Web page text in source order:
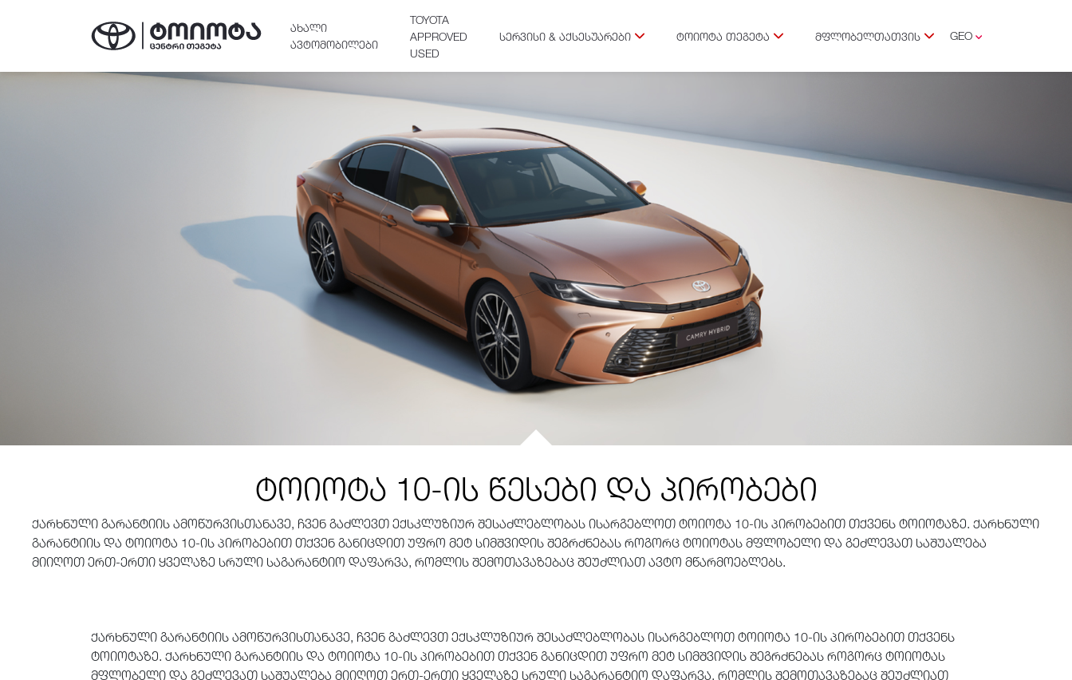
ᲐᲮᲐᲚᲘ
ᲐᲕᲢᲝᲛᲝᲑᲘᲚᲔᲑᲘ
TOYOTA
APPROVED
USED
ᲡᲔᲠᲕᲘᲡᲘ & ᲐᲥᲡᲔᲡᲣᲐᲠᲔᲑᲘ ᲢᲝᲘᲝᲢᲐ ᲗᲔᲒᲔᲢᲐ ᲛᲤᲚᲝᲑᲔᲚᲗᲐᲗᲕᲘᲡ
GEO
ტოიოტა 10-ის წესები და პირობები
ქარხნული გარანტიის ამოწურვისთანავე, ჩვენ გაძლევთ ექსკლუზიურ შესაძლებლობას ისარგებლოთ ტოიოტა 10-ის პირობებით თქვენს ტოიოტაზე. ქარხნული
გარანტიის და ტოიოტა 10-ის პირობებით თქვენ განიცდით უფრო მეტ სიმშვიდის შეგრძნებას როგორც ტოიოტას მფლობელი და გეძლევათ საშუალება
მიიღოთ ერთ-ერთი ყველაზე სრული საგარანტიო დაფარვა, რომლის შემოთავაზებაც შეუძლიათ ავტო მწარმოებლებს.
ქარხნული გარანტიის ამოწურვისთანავე, ჩვენ გაძლევთ ექსკლუზიურ შესაძლებლობას ისარგებლოთ ტოიოტა 10-ის პირობებით თქვენს
ტოიოტაზე. ქარხნული გარანტიის და ტოიოტა 10-ის პირობებით თქვენ განიცდით უფრო მეტ სიმშვიდის შეგრძნებას როგორც ტოიოტას
მფლობელი და გეძლევათ საშუალება მიიღოთ ერთ-ერთი ყველაზე სრული საგარანტიო დაფარვა, რომლის შემოთავაზებაც შეუძლიათ